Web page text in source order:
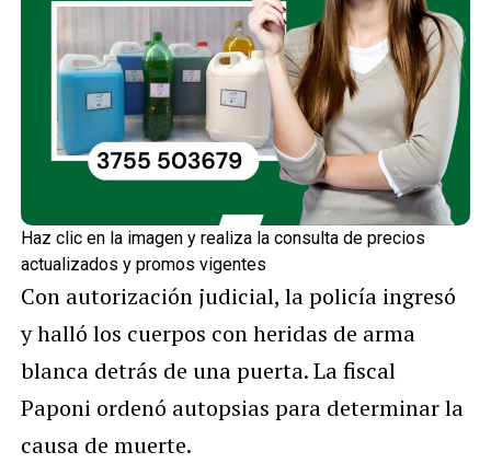
Haz clic en la imagen y realiza la consulta de precios
actualizados y promos vigentes
Con autorización judicial, la policía ingresó
y halló los cuerpos con heridas de arma
blanca detrás de una puerta. La fiscal
Paponi ordenó autopsias para determinar la
causa de muerte.